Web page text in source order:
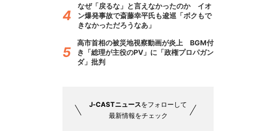
なぜ「戻るな」と言えなかったのか イオ
ン爆発事故で斎藤幸平氏も逡巡「ボクもで
きなかっただろうなあ」
高市首相の被災地視察動画が炎上 BGM付
き「総理が主役のPV」に「政権プロパガン
ダ」批判
J-CASTニュースをフォローして
最新情報をチェック